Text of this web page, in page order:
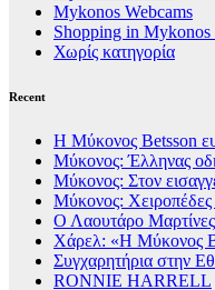
Mykonos Webcams
Shopping in Mykonos
Χωρίς κατηγορία
Recent
Η Μύκονος Betsson
Μύκονος: Έλληνας
Μύκονος: Στον
Μύκονος: Χειροπέδες
Ο Λαουτάρο Μαρτίνες
Χάρελ: «Η Μύκονος
Συγχαρητήρια στην
RONNIE HARRELL